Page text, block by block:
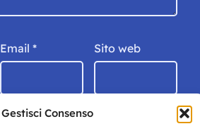
Gestisci Consenso
Email * Sito web